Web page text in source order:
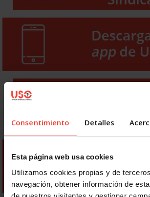
Consentimiento Detalles
Esta página web usa cookies
Utilizamos cookies propias y de
navegación, obtener información de